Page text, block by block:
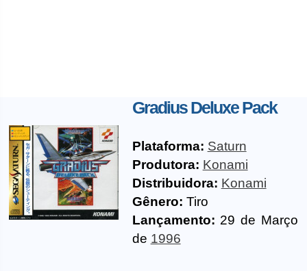
Gradius Deluxe Pack
Plataforma: Saturn
Produtora: Konami
Distribuidora: Konami
Gênero: Tiro
Lançamento: 29 de Março
de 1996